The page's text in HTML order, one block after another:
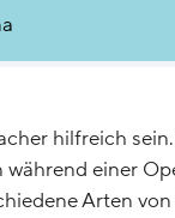
hilfreich
einer
Arten